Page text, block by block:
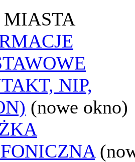
NIP,
(nowe okno)